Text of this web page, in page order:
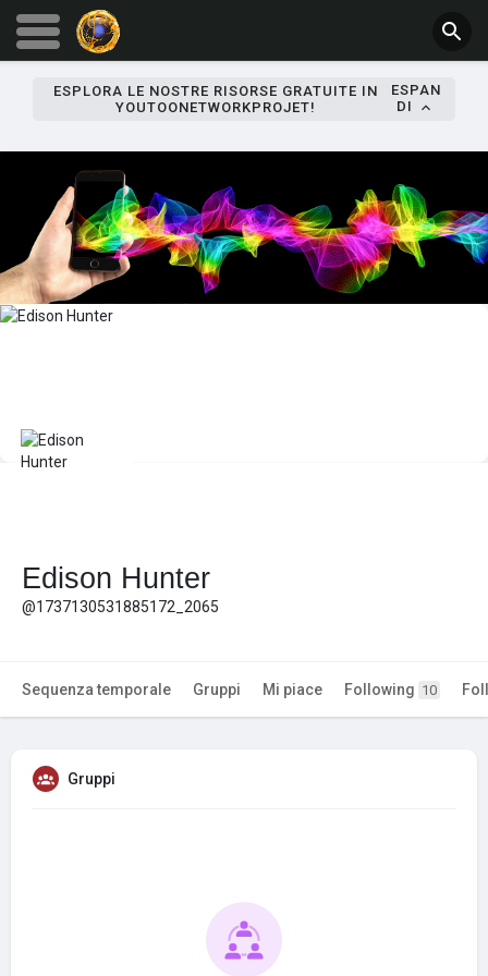
ESPLORA LE NOSTRE RISORSE GRATUITE IN
YOUTOONETWORKPROJET!
ESPAN
DI
Edison Hunter
@1737130531885172_2065
Sequenza temporale Gruppi Mi piace Following 10
Gruppi